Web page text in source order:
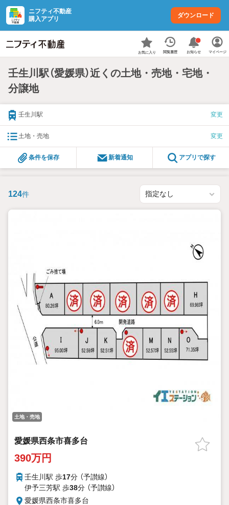
ニフティ不動産
購入アプリ
ダウンロード
お気に入り 閲覧履歴 お知らせ マイページ
壬生川駅（愛媛県）近くの土地・売地・宅地・
分譲地
壬生川駅 変更
土地・売地 変更
条件を保存 新着通知 アプリで探す
124件
土地・売地
愛媛県西条市喜多台
390万円
壬生川駅 歩17分 （予讃線）
伊予三芳駅 歩38分 （予讃線）
愛媛県西条市喜多台